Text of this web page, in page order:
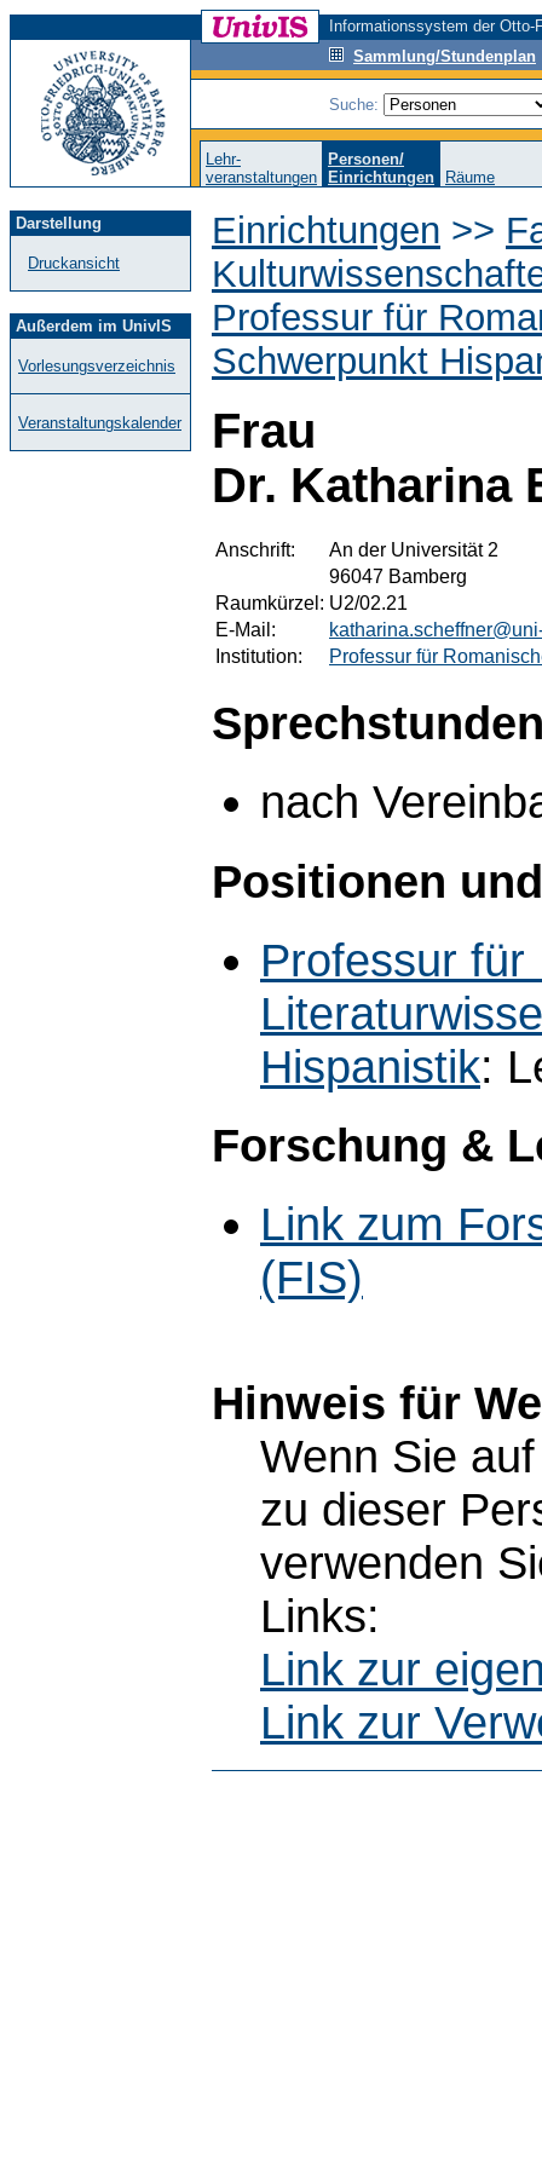
Informationssystem der
Sammlung/Stundenplan
Suche:
Lehr-
veranstaltungen
Personen/
Einrichtungen
Räume
Darstellung
Druckansicht
Außerdem im UnivIS
Vorlesungsverzeichnis
Veranstaltungskalender
Einrichtungen >>
Professur für
Schwerpunkt
Frau
Dr. Katharina
Anschrift:
An der Universität 2
96047 Bamberg
Raumkürzel: U2/02.21
E-Mail:
Institution:
Professur für
nach
Positionen
Professur für
Hispanistik:
Forschung &
Link zum
(FIS)
Hinweis für
Wenn Sie
zu dieser
verwenden
Links:
Link zur
Link zur